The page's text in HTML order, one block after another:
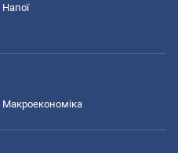
Напої
Макроекономіка